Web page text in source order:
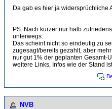
Da gab es hier ja widersprüchliche
PS: Nach kurzer nur halb
unterwegs:
Das scheint nicht so eindeutig zu
zugesagt/bereits gezahlt, aber
nur gut 1% der geplanten Gesamt-
weitere Links, Infos wie der Stand
NVB